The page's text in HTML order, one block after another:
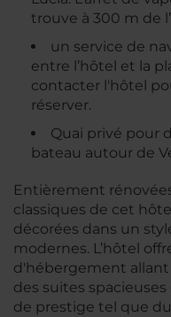
trouve à 300 m de
un service de
entre l’hôtel et la
contacter l'hôtel
réserver.
Quai privé pour
bateau autour de
Entièrement
classiques de cet
décorées dans un
modernes. L’hôtel
d'hébergement
des suites
de prestige tel que